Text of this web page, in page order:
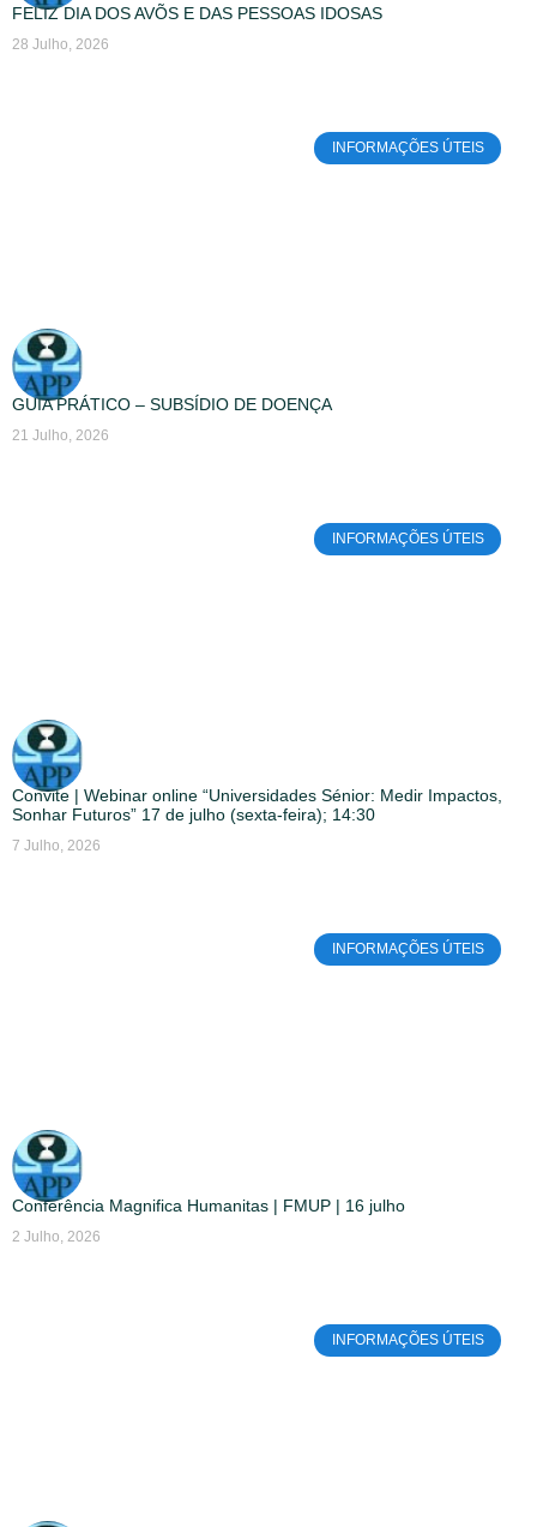
FELIZ DIA DOS AVÕS E DAS PESSOAS IDOSAS
28 Julho, 2026
INFORMAÇÕES ÚTEIS
GUIA PRÁTICO – SUBSÍDIO DE DOENÇA
21 Julho, 2026
INFORMAÇÕES ÚTEIS
Convite | Webinar online “Universidades Sénior: Medir Impactos,
Sonhar Futuros” 17 de julho (sexta-feira); 14:30
7 Julho, 2026
INFORMAÇÕES ÚTEIS
Conferência Magnifica Humanitas | FMUP | 16 julho
2 Julho, 2026
INFORMAÇÕES ÚTEIS